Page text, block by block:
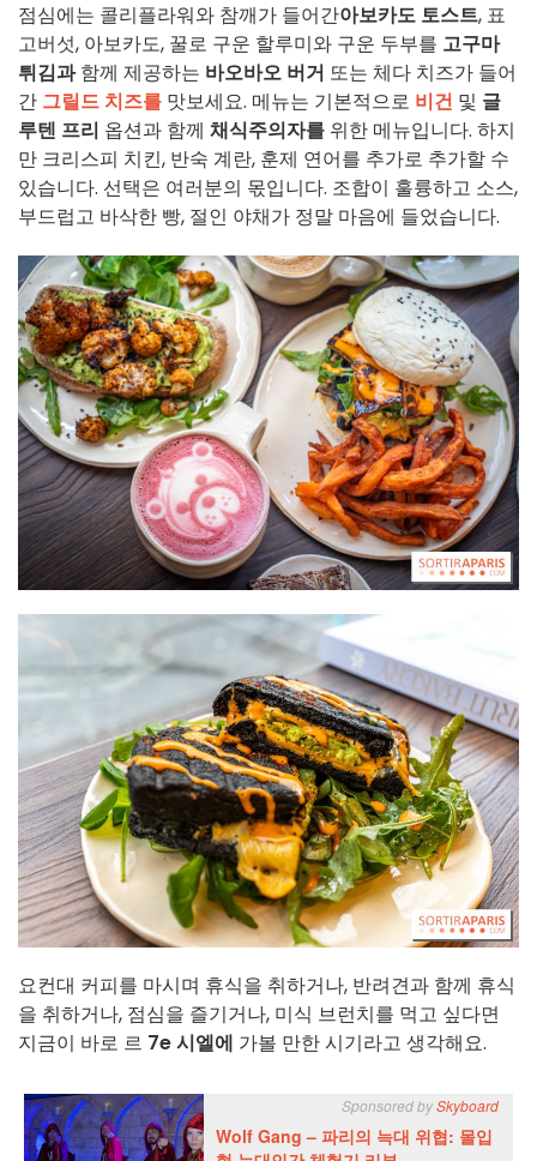
점심에는 콜리플라워와 참깨가 들어간아보카도 토스트, 표
고버섯, 아보카도, 꿀로 구운 할루미와 구운 두부를 고구마
튀김과함께 제공하는 바오바오 버거 또는 체다 치즈가 들어
간 그릴드 치즈를 맛보세요. 메뉴는 기본적으로 비건 및 글
루텐 프리 옵션과 함께 채식주의자를 위한 메뉴입니다. 하지
만 크리스피 치킨, 반숙 계란, 훈제 연어를 추가로 추가할 수
있습니다. 선택은 여러분의 몫입니다. 조합이 훌륭하고 소스,
부드럽고 바삭한 빵, 절인 야채가 정말 마음에 들었습니다.
요컨대 커피를 마시며 휴식을 취하거나, 반려견과 함께 휴식
을 취하거나, 점심을 즐기거나, 미식 브런치를 먹고 싶다면
지금이 바로 르 7e 시엘에 가볼 만한 시기라고 생각해요.